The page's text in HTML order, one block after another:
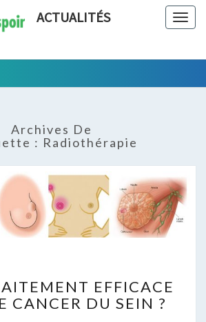
ACTUALITÉS
Avec La
Chirurgie
Esthétique
Archives De
: Radiothérapie
TRAITEMENT
EFFICACE
EFFICACE
CANCER DU SEIN ?